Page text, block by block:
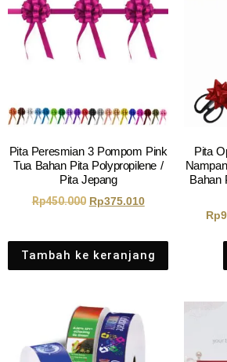
Pita Peresmian 3 Pompom Pink
Tua Bahan Pita Polypropilene /
Pita Jepang
Rp450.000 Rp375.010
Tambah ke keranjang
Pita
Bahan
Rp